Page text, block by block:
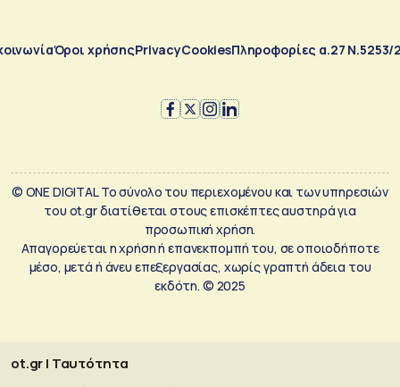
Όροι χρήσηςPrivacyCookiesΠληροφορίες α.27 Ν.5253/
© ONE DIGITAL Το σύνολο του περιεχομένου και των υπηρεσιών
του ot.gr διατίθεται στους επισκέπτες αυστηρά για
προσωπική χρήση.
Απαγορεύεται η χρήση ή επανεκπομπή του, σε οποιοδήποτε
μέσο, μετά ή άνευ επεξεργασίας, χωρίς γραπτή άδεια του
εκδότη. © 2025
ot.gr | Ταυτότητα